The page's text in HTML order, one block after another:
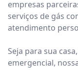
empresas
serviços de gás
atendimento
Seja para sua
emergencial,